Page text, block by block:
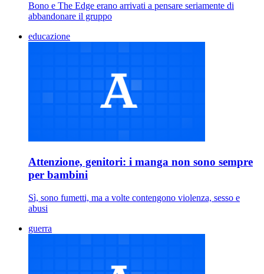
Bono e The Edge erano arrivati a pensare seriamente di
abbandonare il gruppo
educazione
Attenzione, genitori: i manga non sono sempre
per bambini
Sì, sono fumetti, ma a volte contengono violenza, sesso e
abusi
guerra